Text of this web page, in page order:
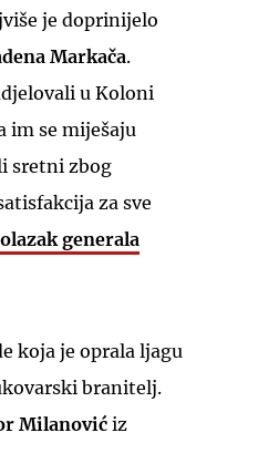
je doprinijelo
Markača.
u Koloni
im se miješaju
sretni zbog
za sve
generala
koja je oprala ljagu
branitelj.
Milanović iz